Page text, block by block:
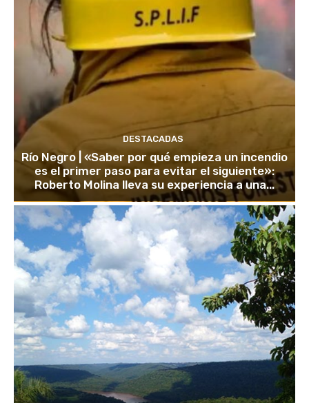
DESTACADAS
Río Negro | «Saber por qué empieza un incendio
es el primer paso para evitar el siguiente»:
Roberto Molina lleva su experiencia a una...